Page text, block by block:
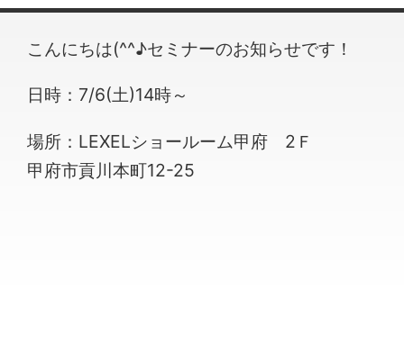
こんにちは(^^♪セミナーのお知らせです！
日時：7/6(土)14時～
場所：LEXELショールーム甲府 2Ｆ
甲府市貢川本町12-25